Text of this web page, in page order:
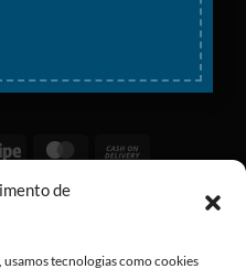
de
tecnologias como cookies
Stripe MasterCard
All rights reserved